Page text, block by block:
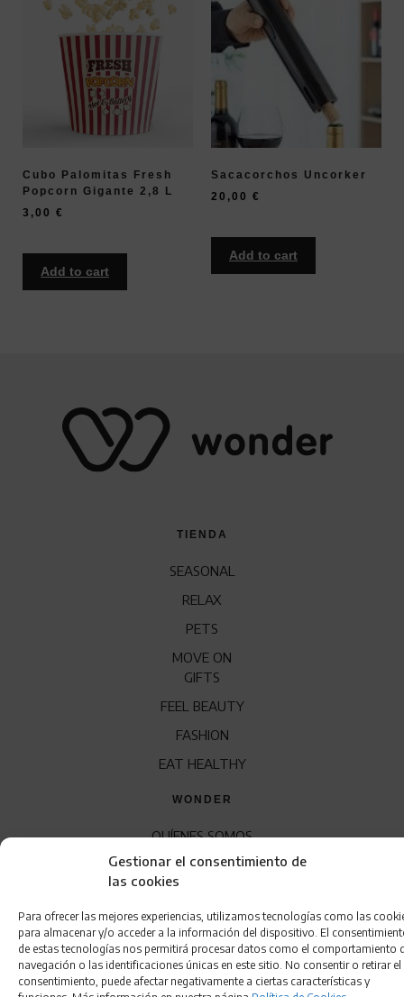
Gestionar el consentimiento de
las cookies
Para ofrecer las mejores experiencias, utilizamos tecnologías como las
para almacenar y/o acceder a la información del dispositivo. El
de estas tecnologías nos permitirá procesar datos como el comportamiento
navegación o las identificaciones únicas en este sitio. No consentir o retirar el
consentimiento, puede afectar negativamente a ciertas características y
Cubo Palomitas Fresh
Popcorn Gigante 2,8 L
3,00 €
Add to cart
Sacacorchos Uncorker
20,00 €
Add to cart
TIENDA
SEASONAL
RELAX
PETS
MOVE ON
GIFTS
FEEL BEAUTY
FASHION
EAT HEALTHY
WONDER
QUÍENES SOMOS
CONTACTO